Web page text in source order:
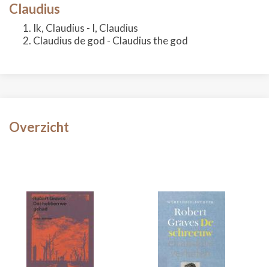
Claudius
Ik, Claudius - I, Claudius
Claudius de god - Claudius the god
Overzicht